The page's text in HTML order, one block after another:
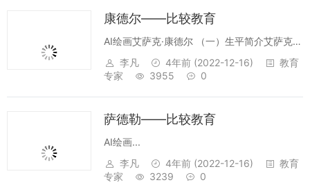
康德尔——比较教育
AI绘画艾萨克·康德尔 （一）生平简介艾萨克·
康德尔（Isaac Kandel,1881——1965），美
国比较教育学家。1881年生于罗马尼亚的一个
李凡 4年前 (2022-12-16)
教育
专家
3955 0
萨德勒——比较教育
AI绘画...
李凡
4年前 (2022-12-16)
教育
专家
3239 0